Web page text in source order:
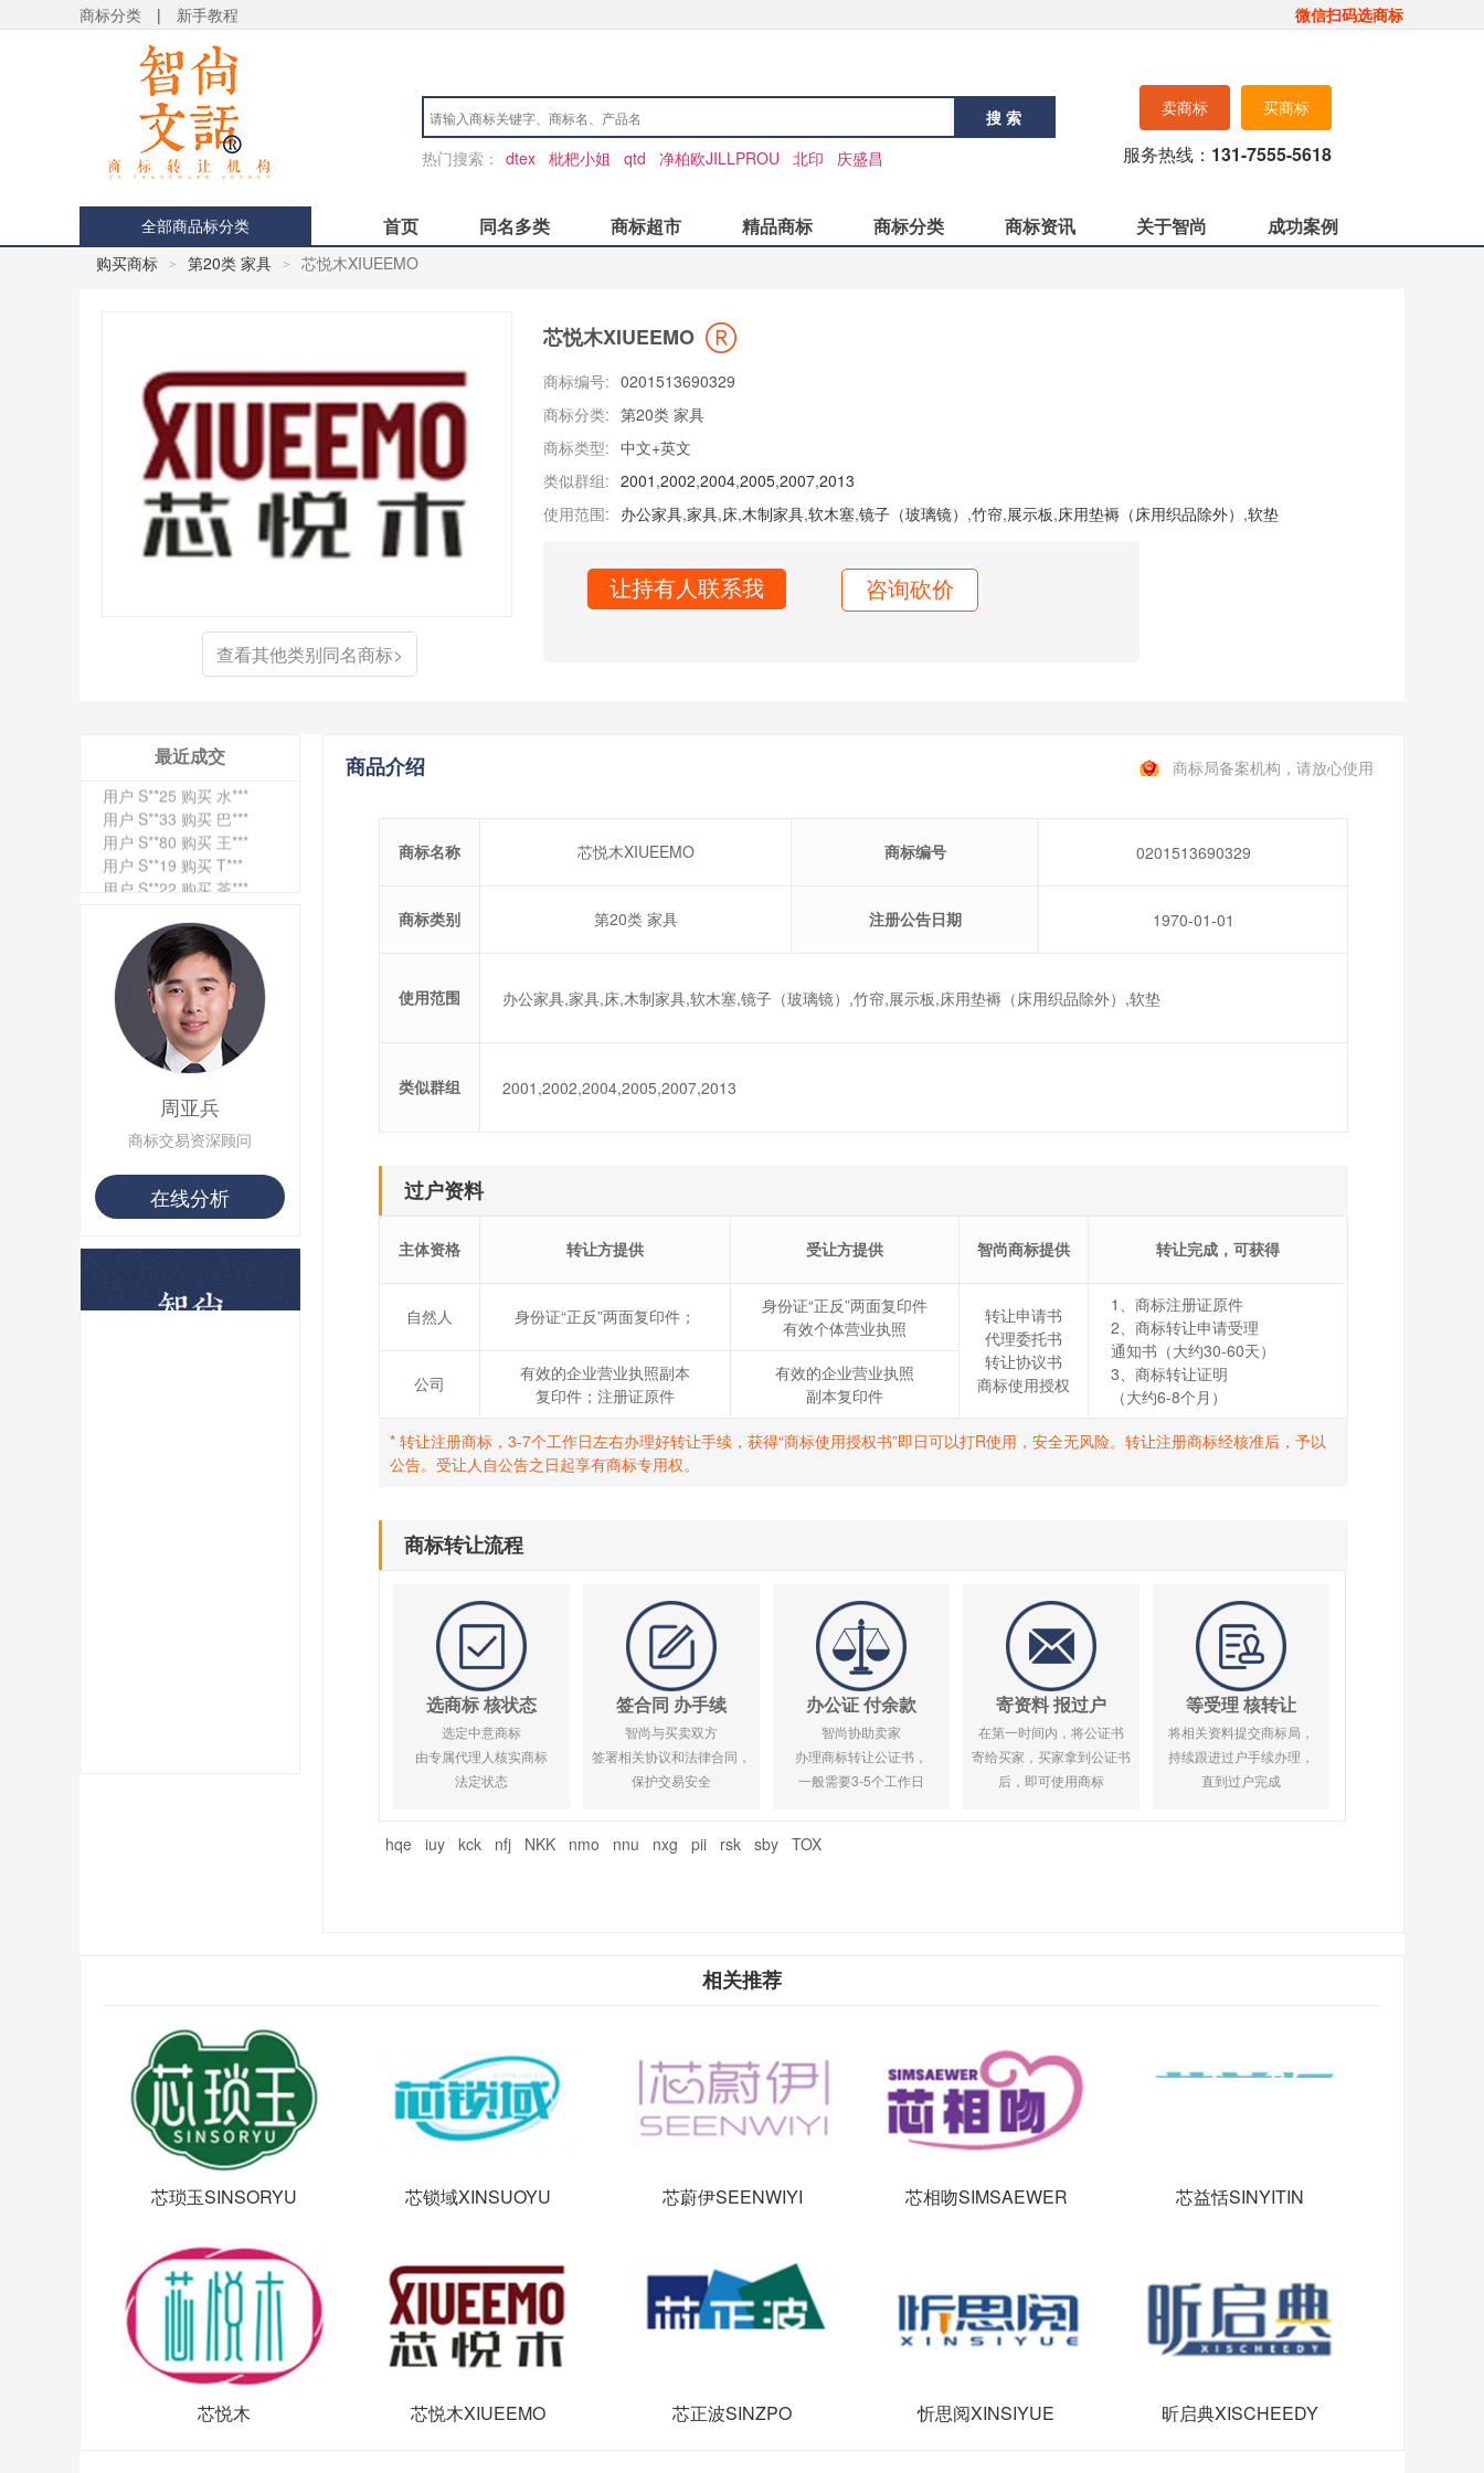
商标分类 | 新手教程 微信扫码选商标
搜 索
热门搜索： dtex 枇杷小姐 qtd 净柏欧JILLPROU 北印 庆盛昌
买商标
卖商标
服务热线： 131-7555-5618
全部商品标分类 首页 同名多类 商标超市 精品商标 商标分类 商标资讯 关于智尚 成功案例
购买商标 > 第20类 家具 > 芯悦木XIUEEMO
查看其他类别同名商标>
芯悦木XIUEEMO
商标编号: 0201513690329
商标分类: 第20类 家具
商标类型: 中文+英文
类似群组: 2001 ,2002,2004,2005,2007,2013
使用范围: 办公家具,家具,床,木制家具,软木塞,镜子（玻璃镜） ,竹帘,展示板,床用垫褥（床用织品除外） ,软垫
让持有人联系我 咨询砍价
最近成交
用户 S**4 购买 天***
用户 S**6 购买 七***
用户 S**0 购买 冠***
用户 S**4 购买 朴***
用户 S**5 购买 云***
用户 S**9 购买 停***
用户 S**0 购买 V***
用户 S**1 购买 皇***
用户 S**8 购买 专***
用户 S**14 购买 宅***
用户 S**26 购买 图***
用户 S**10 购买 侯***
用户 S**25 购买 水***
用户 S**33 购买 巴***
用户 S**19 购买 T***
用户 S**22 购买 茶***
周亚兵
商标交易资深顾问
在线分析
商品介绍 商标局备案机构，请放心使用
商标名称 芯悦木XIUEEMO 商标编号 0201513690329
商标类别 第20类 家具 注册公告日期 1970-01-01
使用范围 办公家具,家具,床,木制家具,软木塞,镜子（玻璃镜）,竹帘,展示板,床用垫褥（床用织品除外）,软垫
类似群组 2001,2002,2004,2005,2007,2013
过户资料
主体资格 转让方提供 受让方提供 智尚商标提供 转让完成，可获得
自然人 身份证“正反”两面复印件；
身份证“正反”两面复印件
有效个体营业执照
转让申请书
代理委托书
转让协议书
商标使用授权
1、商标注册证原件
2、商标转让申请受理
通知书（大约30-60天）
3、商标转让证明
（大约6-8个月）
公司
有效的企业营业执照副本
复印件；注册证原件
有效的企业营业执照
副本复印件
* 转让注册商标，3-7个工作日左右办理好转让手续，获得“商标使用授权书”即日可以打R使用，安全无风险。转让注册商标经核准后，予以
公告。受让人自公告之日起享有商标专用权。
商标转让流程
选商标 核状态
选定中意商标
由专属代理人核实商标
法定状态
签合同 办手续
智尚与买卖双方
签署相关协议和法律合同，
保护交易安全
办公证 付余款
智尚协助卖家
办理商标转让公证书，
一般需要3-5个工作日
寄资料 报过户
在第一时间内，将公证书
寄给买家，买家拿到公证书
后，即可使用商标
等受理 核转让
将相关资料提交商标局，
持续跟进过户手续办理，
直到过户完成
hqe iuy kck nfj NKK nmo nnu nxg pii rsk sby TOX
相关推荐
芯琐玉SINSORYU 芯锁域XINSUOYU 芯蔚伊SEENWIYI 芯相吻SIMSAEWER 芯益恬SINYITIN
芯悦木 芯悦木XIUEEMO 芯正波SINZPO 忻思阅XINSIYUE 昕启典XISCHEEDY